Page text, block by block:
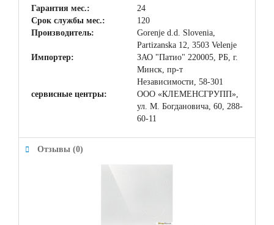
Гарантия мес.:
24
Срок службы мес.:
120
Производитель:
Gorenje d.d. Slovenia,
Partizanska 12, 3503 Velenje
Импортер:
ЗАО "Патио" 220005, РБ, г.
Минск, пр-т
Независимости, 58-301
сервисные центры:
ООО «КЛЕМЕНСГРУПП»,
ул. М. Богдановича, 60, 288-
60-11
Отзывы (0)